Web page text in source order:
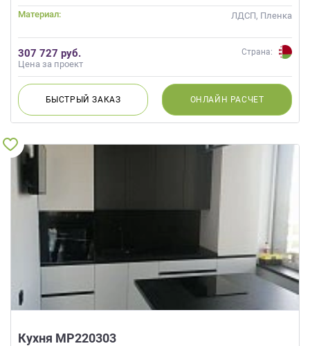
Материал: ЛДСП, Пленка
307 727 руб.
Цена за проект
Страна:
БЫСТРЫЙЗАКАЗ ОНЛАЙН РАСЧЕТ
Кухня МР220303